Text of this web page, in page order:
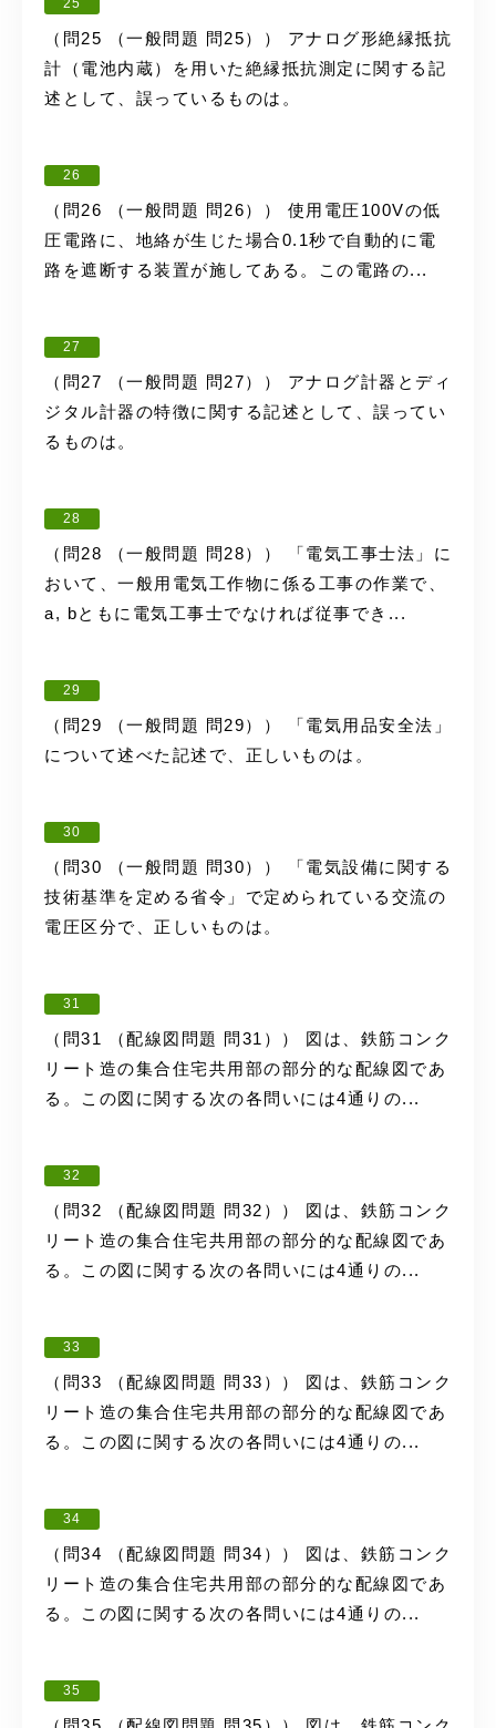
25
（問25 （一般問題 問25）） アナログ形絶縁抵抗
計（電池内蔵）を用いた絶縁抵抗測定に関する記
述として、誤っているものは。
26
（問26 （一般問題 問26）） 使用電圧100Vの低
圧電路に、地絡が生じた場合0.1秒で自動的に電
路を遮断する装置が施してある。この電路の...
27
（問27 （一般問題 問27）） アナログ計器とディ
ジタル計器の特徴に関する記述として、誤ってい
るものは。
28
（問28 （一般問題 問28）） 「電気工事士法」に
おいて、一般用電気工作物に係る工事の作業で、
a, bともに電気工事士でなければ従事でき...
29
（問29 （一般問題 問29）） 「電気用品安全法」
について述べた記述で、正しいものは。
30
（問30 （一般問題 問30）） 「電気設備に関する
技術基準を定める省令」で定められている交流の
電圧区分で、正しいものは。
31
（問31 （配線図問題 問31）） 図は、鉄筋コンク
リート造の集合住宅共用部の部分的な配線図であ
る。この図に関する次の各問いには4通りの...
32
（問32 （配線図問題 問32）） 図は、鉄筋コンク
リート造の集合住宅共用部の部分的な配線図であ
る。この図に関する次の各問いには4通りの...
33
（問33 （配線図問題 問33）） 図は、鉄筋コンク
リート造の集合住宅共用部の部分的な配線図であ
る。この図に関する次の各問いには4通りの...
34
（問34 （配線図問題 問34）） 図は、鉄筋コンク
リート造の集合住宅共用部の部分的な配線図であ
る。この図に関する次の各問いには4通りの...
35